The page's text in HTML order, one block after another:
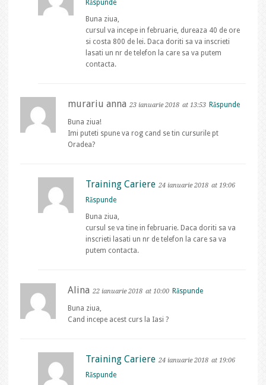
Răspunde
Buna ziua,
cursul va incepe in februarie, dureaza 40 de ore
si costa 800 de lei. Daca doriti sa va inscrieti
lasati un nr de telefon la care sa va putem
contacta.
murariu anna 23 ianuarie 2018 at 13:53 Răspunde
Buna ziua!
Imi puteti spune va rog cand se tin cursurile pt
Oradea?
Training Cariere 24 ianuarie 2018 at 19:06
Răspunde
Buna ziua,
cursul se va tine in februarie. Daca doriti sa va
inscrieti lasati un nr de telefon la care sa va
putem contacta.
Alina 22 ianuarie 2018 at 10:00 Răspunde
Buna ziua,
Cand incepe acest curs la Iasi ?
Training Cariere 24 ianuarie 2018 at 19:06
Răspunde